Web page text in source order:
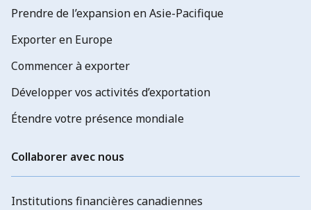
Prendre de l’expansion en Asie-Pacifique
Exporter en Europe
Commencer à exporter
Développer vos activités d’exportation
Étendre votre présence mondiale
Collaborer avec nous
Institutions financières canadiennes